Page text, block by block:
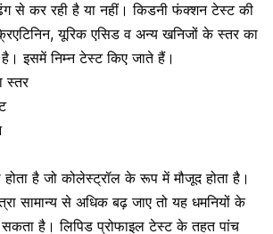
से कर रही है या नहीं। किडनी फंक्शन टेस्ट की
यूरिक एसिड व अन्य खनिजों के स्तर का
इसमें निम्न टेस्ट किए जाते हैं।
स्तर
होता है जो कोलेस्ट्रॉल के रूप में मौजूद होता है।
सामान्य से अधिक बढ़ जाए तो यह धमनियों के
है। लिपिड प्रोफाइल टेस्ट के तहत पांच